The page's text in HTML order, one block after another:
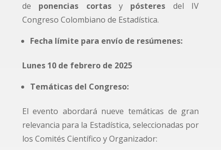
de ponencias cortasy pósteres del IV
Congreso Colombiano de Estadística.
Fecha límite para envío de resúmenes:
Lunes 10 de febrero de 2025
Temáticas del Congreso:
El evento abordará nueve temáticas de gran
relevancia para la Estadística, seleccionadas por
los Comités Científico y Organizador: